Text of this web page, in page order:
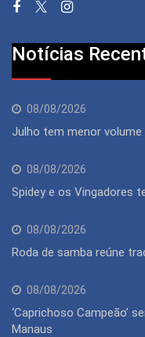
Notícias
08/08/2026
Julho tem menor volume
08/08/2026
Spidey e os Vingadores
08/08/2026
Roda de samba reúne
08/08/2026
‘Caprichoso Campeão’
Manaus